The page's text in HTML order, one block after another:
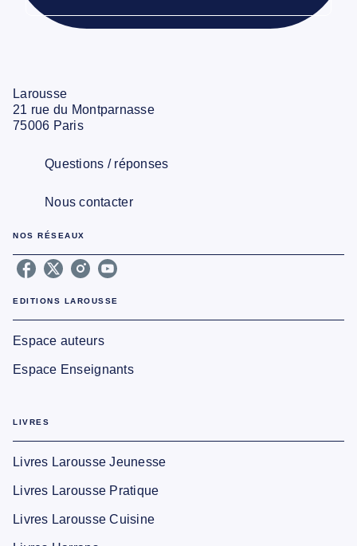
Larousse
21 rue du Montparnasse
75006 Paris
Questions / réponses
Nous contacter
NOS RÉSEAUX
EDITIONS LAROUSSE
Espace auteurs
Espace Enseignants
LIVRES
Livres Larousse Jeunesse
Livres Larousse Pratique
Livres Larousse Cuisine